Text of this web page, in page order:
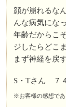
顔が崩れるな
んな病気にな
年齢だからこ
ジしたらどこ
まず神経を戻
S・Tさん ７
※お客様の感想であ